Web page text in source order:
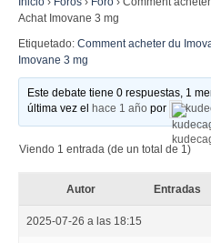
Achat Imovane 3 mg
Etiquetado: Comment acheter du
Imovane 3 mg
Este debate tiene 0 respuestas, 1
última vez el
hace 1 año por
Viendo 1 entrada (de un total de 1)
Autor Entradas
2025-07-26 a las 18:15